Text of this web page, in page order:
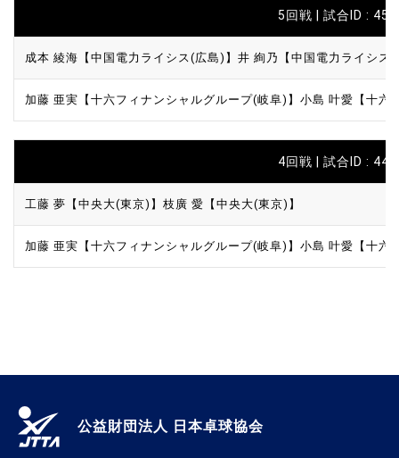
5回戦 | 試合ID :
成本 綾海【中国電力ライシス(広島)】 井 絢乃【中国電力ライシス
加藤 亜実【十六フィナンシャルグループ(岐阜)】 小島 叶愛【十六
4回戦 | 試合ID :
工藤 夢【中央大(東京)】 枝廣 愛【中央大(東京)】
加藤 亜実【十六フィナンシャルグループ(岐阜)】 小島 叶愛【十六
公益財団法人 日本卓球協会